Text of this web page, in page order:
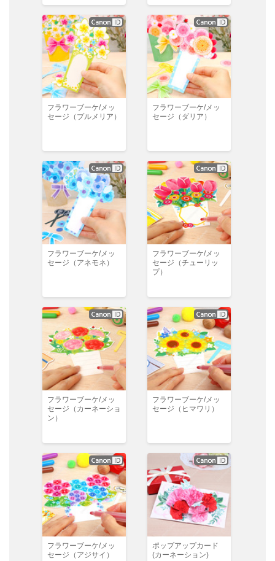
フラワーブーケ/メッ
セージ（プルメリア）
フラワーブーケ/メッ
セージ（ダリア）
フラワーブーケ/メッ
セージ（アネモネ）
フラワーブーケ/メッ
セージ（チューリッ
プ）
フラワーブーケ/メッ
セージ（カーネーショ
ン）
フラワーブーケ/メッ
セージ（ヒマワリ）
フラワーブーケ/メッ
セージ（アジサイ）
ポップアップカード
(カーネーション)